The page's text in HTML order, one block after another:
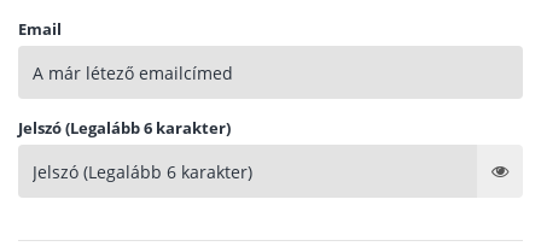
Email
Jelszó (Legalább 6 karakter)